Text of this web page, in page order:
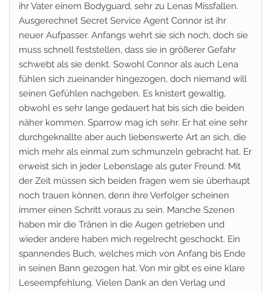
ihr Vater einem Bodyguard, sehr zu Lenas Missfallen.
Ausgerechnet Secret Service Agent Connor ist ihr
neuer Aufpasser. Anfangs wehrt sie sich noch, doch sie
muss schnell feststellen, dass sie in größerer Gefahr
schwebt als sie denkt. Sowohl Connor als auch Lena
fühlen sich zueinander hingezogen, doch niemand will
seinen Gefühlen nachgeben. Es knistert gewaltig,
obwohl es sehr lange gedauert hat bis sich die beiden
näher kommen. Sparrow mag ich sehr. Er hat eine sehr
durchgeknallte aber auch liebenswerte Art an sich, die
mich mehr als einmal zum schmunzeln gebracht hat. Er
erweist sich in jeder Lebenslage als guter Freund. Mit
der Zeit müssen sich beiden fragen wem sie überhaupt
noch trauen können, denn ihre Verfolger scheinen
immer einen Schritt voraus zu sein. Manche Szenen
haben mir die Tränen in die Augen getrieben und
wieder andere haben mich regelrecht geschockt. Ein
spannendes Buch, welches mich von Anfang bis Ende
in seinen Bann gezogen hat. Von mir gibt es eine klare
Leseempfehlung. Vielen Dank an den Verlag und